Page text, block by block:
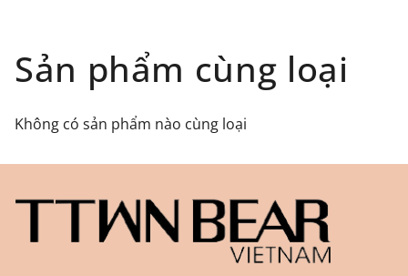
Đối tượng áp dụng: Khách hàng đặt
hàng ONLINE trên trangWEBSITE/
FANPAGE/ZALO/
Thời gian nhận hàng: Đối với đơn hàng Online tại
TPHCM, sản phẩm sẽ được giao sớm nhất là 1
ngày sau khi đặt.
Sản phẩm cùng loại
Không có sản phẩm nào cùng loại